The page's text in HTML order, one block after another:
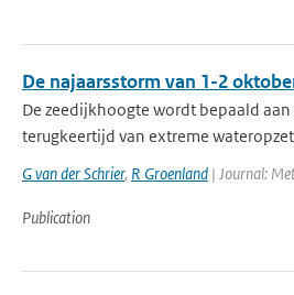
De najaarsstorm van 1-2
De zeedijkhoogte wordt bepaald
terugkeertijd van extreme
G van der Schrier, R Groenland | Journal:
Publication